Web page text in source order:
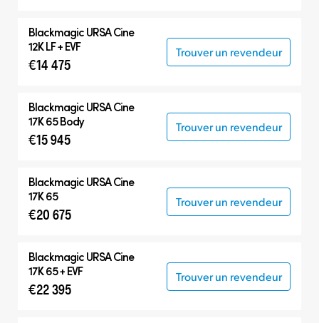
BlackmagicURSA Cine
12K LF + EVF
€14 475
Trouver un revendeur
BlackmagicURSA Cine
17K 65 Body
€15 945
Trouver un revendeur
BlackmagicURSA Cine
17K 65
€20 675
Trouver un revendeur
BlackmagicURSA Cine
17K 65 + EVF
€22 395
Trouver un revendeur